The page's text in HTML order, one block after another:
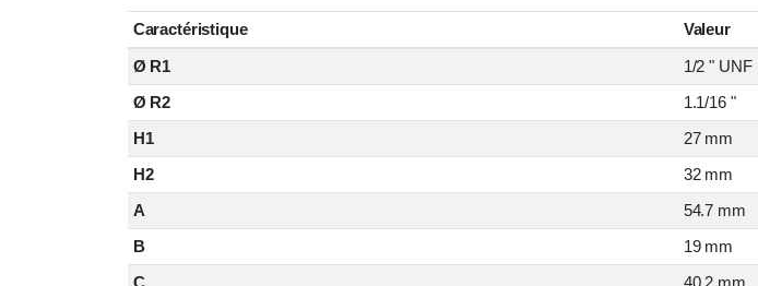
Caractéristique
Valeur
Ø R1
1/2 " UNF
Ø R2
1.1/16 "
H1
27 mm
H2
32 mm
A
54.7 mm
B
19 mm
C
40.2 mm